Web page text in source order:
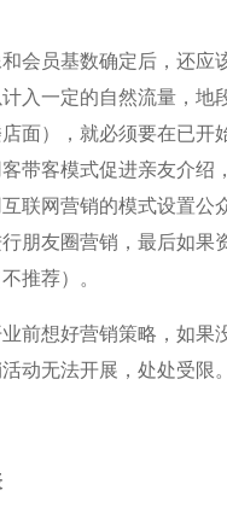
会员基数确定后，还应
入一定的自然流量，地
面），就必须要在已开
带客模式促进亲友介绍
联网营销的模式设置公
朋友圈营销，最后如果
推荐）。
前想好营销策略，如果
动无法开展，处处受限